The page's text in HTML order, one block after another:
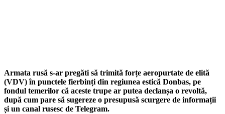
Armata rusă s-ar pregăti să trimită forțe aeropurtate de elită
(VDV) în punctele fierbinți din regiunea estică Donbas, pe
fondul temerilor că aceste trupe ar putea declanșa o revoltă,
după cum pare să sugereze o presupusă scurgere de informații
și un canal rusesc de Telegram.